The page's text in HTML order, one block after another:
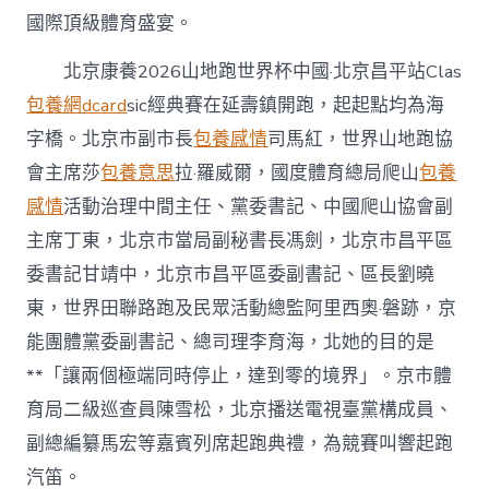
國際頂級體育盛宴。
北京康養2026山地跑世界杯中國·北京昌平站Clas
包養網dcardsic經典賽在延壽鎮開跑，起起點均為海
字橋。北京市副市長包養感情司馬紅，世界山地跑協
會主席莎包養意思拉·羅威爾，國度體育總局爬山包養
感情活動治理中間主任、黨委書記、中國爬山協會副
主席丁東，北京市當局副秘書長馮劍，北京市昌平區
委書記甘靖中，北京市昌平區委副書記、區長劉曉
東，世界田聯路跑及民眾活動總監阿里西奧·磐跡，京
能團體黨委副書記、總司理李育海，北她的目的是
**「讓兩個極端同時停止，達到零的境界」。京市體
育局二級巡查員陳雪松，北京播送電視臺黨構成員、
副總編纂馬宏等嘉賓列席起跑典禮，為競賽叫響起跑
汽笛。